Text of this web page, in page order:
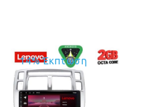
14% Έκπτωση